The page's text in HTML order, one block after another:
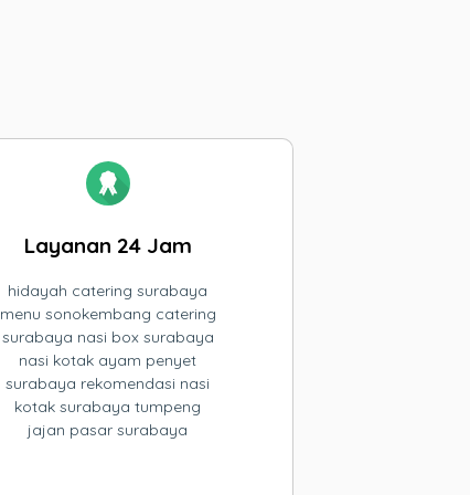
Layanan 24 Jam
hidayah catering surabaya
menu sonokembang catering
surabaya nasi box surabaya
nasi kotak ayam penyet
surabaya rekomendasi nasi
kotak surabaya tumpeng
jajan pasar surabaya